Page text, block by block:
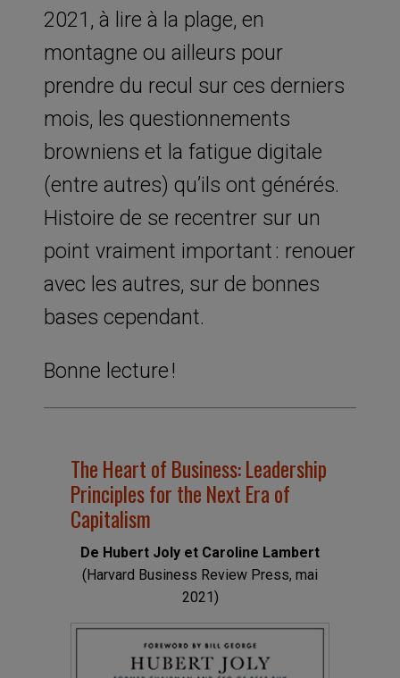
2021, à lire à la plage, en
montagne ou ailleurs pour
prendre du recul sur ces derniers
mois, les questionnements
browniens et la fatigue digitale
(entre autres) qu’ils ont générés.
Histoire de se recentrer sur un
point vraiment important : renouer
avec les autres, sur de bonnes
bases cependant.
Bonne lecture !
The Heart of Business: Leadership
Principles for the Next Era of
Capitalism
De Hubert Joly et Caroline Lambert
(Harvard Business Review Press, mai
2021)